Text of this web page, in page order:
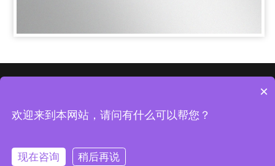
公司
鲁ICP备09036224号
×
欢迎来到本网站，请问有什么可以帮您？
现在咨询 稍后再说